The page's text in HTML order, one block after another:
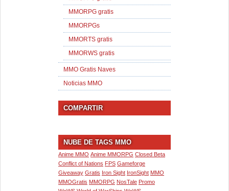
MMORPG gratis
MMORPGs
MMORTS gratis
MMORWS gratis
MMO Gratis Naves
Noticias MMO
COMPARTIR
NUBE DE TAGS MMO
Anime MMO Anime MMORPG Closed Beta
Conflict of Nations FPS Gameforge
Giveaway Gratis Iron Sight IronSight MMO
MMOGratis MMORPG NosTale Promo